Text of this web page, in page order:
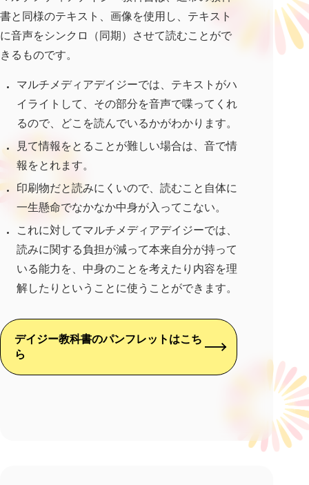
書と同様のテキスト、画像を使用し、テキスト
に音声をシンクロ（同期）させて読むことがで
きるものです。
マルチメディアデイジーでは、テキストがハ
イライトして、その部分を音声で喋ってくれ
るので、どこを読んでいるかがわかります。
見て情報をとることが難しい場合は、音で情
報をとれます。
印刷物だと読みにくいので、読むこと自体に
一生懸命でなかなか中身が入ってこない。
これに対してマルチメディアデイジーでは、
読みに関する負担が減って本来自分が持って
いる能力を、中身のことを考えたり内容を理
解したりということに使うことができます。
デイジー教科書のパンフレットはこち
ら